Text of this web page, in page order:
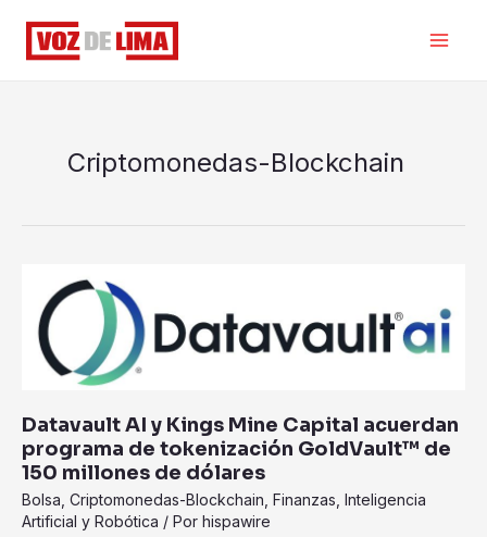
contenido
Criptomonedas-Blockchain
Datavault AI y Kings Mine Capital acuerdan
programa de tokenización GoldVault™ de
150 millones de dólares
Bolsa Criptomonedas-Blockchain Finanzas Inteligencia
Artificial y Robótica / Por hispawire
Datavault
Kings
Mine
acuerdan
programa
de
tokenización
GoldVault™